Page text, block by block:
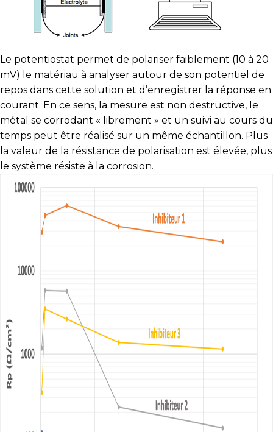
Le potentiostat permet de polariser faiblement (10 à 20
mV) le matériau à analyser autour de son potentiel de
repos dans cette solution et d’enregistrer la réponse en
courant. En ce sens, la mesure est non destructive, le
métal se corrodant « librement » et un suivi au cours du
temps peut être réalisé sur un même échantillon. Plus
la valeur de la résistance de polarisation est élevée, plus
le système résiste à la corrosion.